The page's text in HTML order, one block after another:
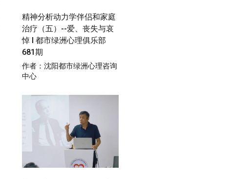
精神分析动力学伴侣和家庭
治疗（五）--爱、丧失与哀
悼 I 都市绿洲心理俱乐部
681期
作者：沈阳都市绿洲心理咨询
中心